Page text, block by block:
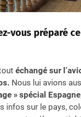
vous préparé
échangé sur
Nous lui avions
» spécial Espagne
infos sur le pays,